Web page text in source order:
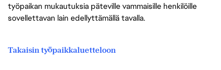
työpaikan mukautuksia päteville vammaisille henkilöille
sovellettavan lain edellyttämällä tavalla.
Takaisin työpaikkaluetteloon